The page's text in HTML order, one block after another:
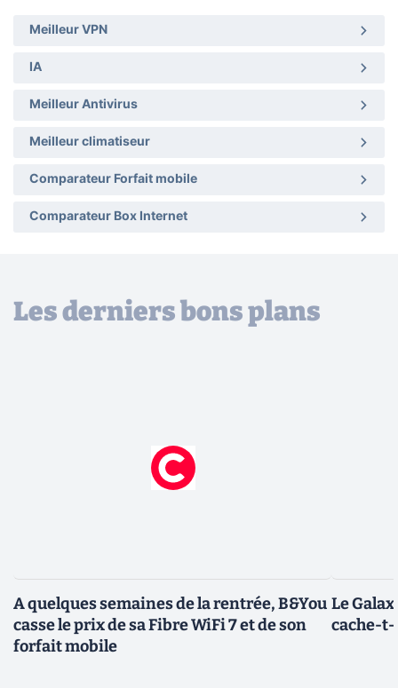
Meilleur VPN
IA
Meilleur Antivirus
Meilleur climatiseur
Comparateur Forfait mobile
Comparateur Box Internet
Les derniers bons plans
A quelques semaines de la rentrée, B&You
casse le prix de sa Fibre WiFi 7 et de son
forfait mobile
Le
cache-t-